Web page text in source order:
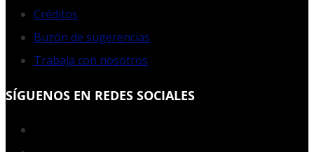
Créditos
Buzón de sugerencias
Trabaja con nosotros
SÍGUENOS EN REDES SOCIALES